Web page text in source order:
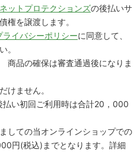
ットプロテクションズの後払いサ
権を譲渡します。
イバシーポリシーに同意して、
。
品の確保は審査通過後になりま
けません。
い初回ご利用時は合計20，000
しての当オンラインショップでの
円(税込)までとなります。詳細